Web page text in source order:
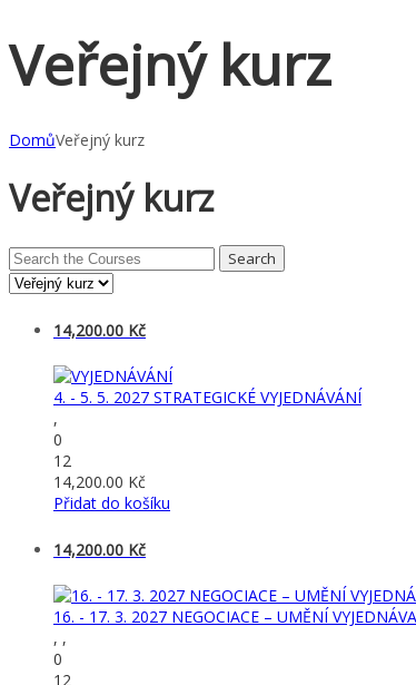
Veřejný kurz
DomůVeřejný kurz
Veřejný kurz
Search
for:
14,200.00 Kč
4. - 5. 5. 2027 STRATEGICKÉ VYJEDNÁVÁNÍ
,
0
12
14,200.00 Kč
Přidat do košíku
14,200.00 Kč
16. - 17. 3. 2027 NEGOCIACE – UMĚNÍ
, ,
0
12